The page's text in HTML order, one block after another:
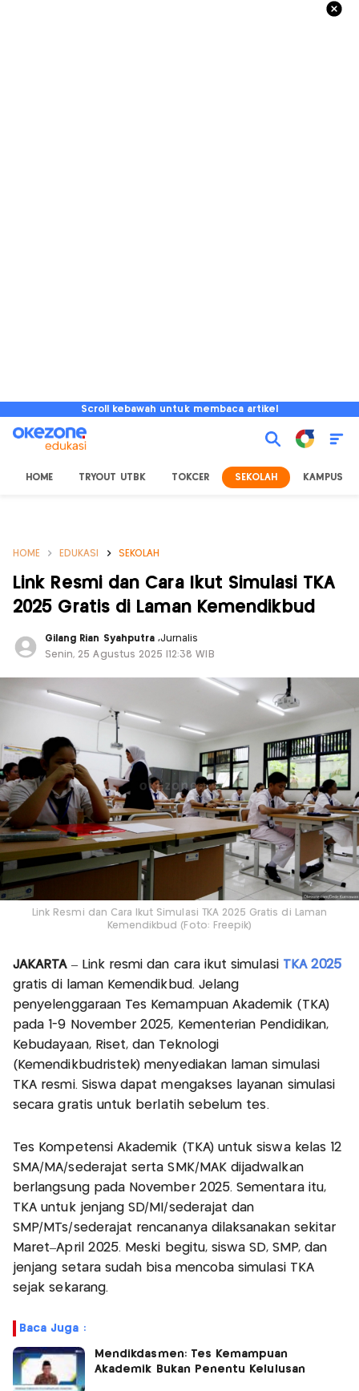
Scroll kebawah untuk membaca artikel
HOME TRYOUT UTBK TOKCER SEKOLAH KAMPUS
HOME EDUKASI SEKOLAH
Link Resmi dan Cara Ikut Simulasi TKA
2025 Gratis di Laman Kemendikbud
Gilang Rian Syahputra,Jurnalis
Senin, 25 Agustus 2025 |12:38 WIB
Link Resmi dan Cara Ikut Simulasi TKA 2025 Gratis di Laman
Kemendikbud (Foto: Freepik)
JAKARTA– Link resmi dan cara ikut simulasi TKA 2025
gratis di laman Kemendikbud. Jelang
penyelenggaraan Tes Kemampuan Akademik (TKA)
pada 1-9 November 2025, Kementerian Pendidikan,
Kebudayaan, Riset, dan Teknologi
(Kemendikbudristek) menyediakan laman simulasi
TKA resmi. Siswa dapat mengakses layanan simulasi
secara gratis untuk berlatih sebelum tes.
Tes Kompetensi Akademik (TKA) untuk siswa kelas 12
SMA/MA/sederajat serta SMK/MAK dijadwalkan
berlangsung pada November 2025. Sementara itu,
TKA untuk jenjang SD/MI/sederajat dan
SMP/MTs/sederajat rencananya dilaksanakan sekitar
Maret–April 2025. Meski begitu, siswa SD, SMP, dan
jenjang setara sudah bisa mencoba simulasi TKA
sejak sekarang.
Baca Juga :
Mendikdasmen: Tes Kemampuan
Akademik Bukan Penentu Kelulusan